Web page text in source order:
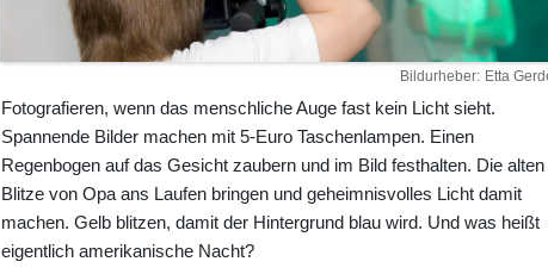
Bildurheber Etta
Fotografieren, wenn das menschliche Auge fast kein Licht sieht.
Spannende Bilder machen mit 5-Euro Taschenlampen. Einen
Regenbogen auf das Gesicht zaubern und im Bild festhalten. Die alten
Blitze von Opa ans Laufen bringen und geheimnisvolles Licht damit
machen. Gelb blitzen, damit der Hintergrund blau wird. Und was heißt
eigentlich amerikanische Nacht?